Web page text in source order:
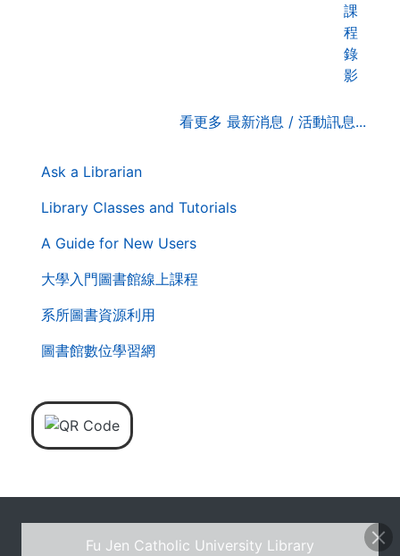
第
層
覽
列
Ask a Librarian
Library Classes and Tutorials
A Guide for New Users
大學入門圖書館線上課程
系所圖書資源利用
圖書館數位學習網
課
程
錄
影
看更多 最新消息 / 活動訊息...
Fu Jen Catholic University Library